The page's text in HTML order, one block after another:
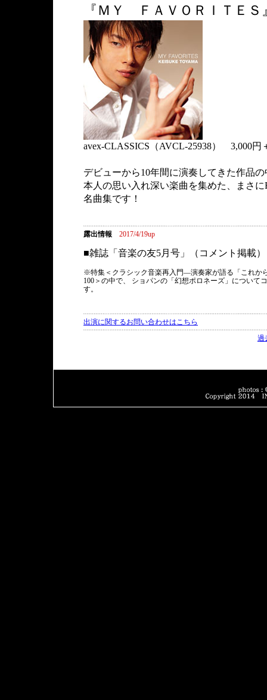
『ＭＹ ＦＡＶＯＲＩＴＥＳ
avex-CLASSICS（AVCL-25938） 3,000円
デビューから10年間に演奏してきた作品の
本人の思い入れ深い楽曲を集めた、まさに
名曲集です！
露出情報 2017/4/19up
■雑誌「音楽の友5月号」（コメント掲載）
※特集＜クラシック音楽再入門―演奏家が語る「これか
100＞の中で、 ショパンの「幻想ポロネーズ」について
す。
出演に関するお問い合わせはこちら
過